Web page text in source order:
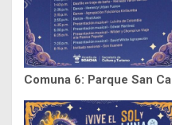
Comuna 6: Parque San